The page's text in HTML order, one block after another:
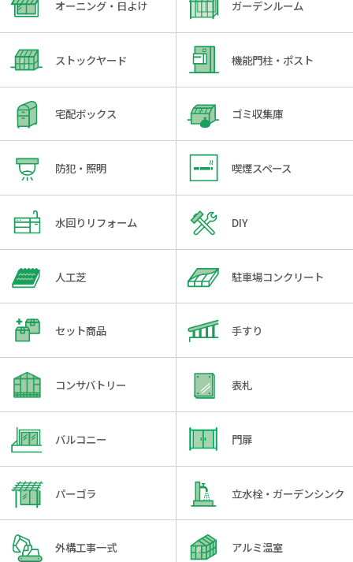
オーニング・日よけ ガーデンルーム
ストックヤード 機能門柱・ポスト
宅配ボックス ゴミ収集庫
防犯・照明 喫煙スペース
水回りリフォーム DIY
人工芝 駐車場コンクリート
セット商品 手すり
コンサバトリー 表札
バルコニー 門扉
パーゴラ 立水栓・ガーデンシンク
外構工事一式 アルミ温室